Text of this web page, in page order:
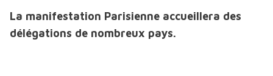
La manifestation Parisienne accueillera des
délégations de nombreux pays.